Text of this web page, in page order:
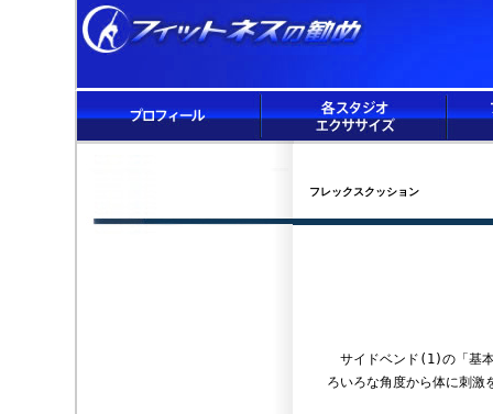
フレックスクッション
サイドベンド(1)の「基本
ろいろな角度から体に刺激